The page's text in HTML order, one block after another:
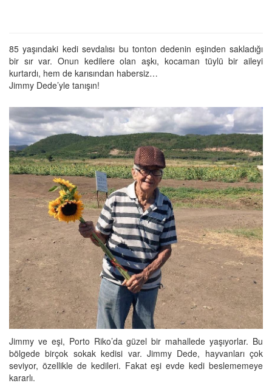
85 yaşındaki kedi sevdalısı bu tonton dedenin eşinden sakladığı
bir sır var. Onun kedilere olan aşkı, kocaman tüylü bir aileyi
kurtardı, hem de karısından habersiz…
Jimmy Dede’yle tanışın!
Jimmy ve eşi, Porto Riko’da güzel bir mahallede yaşıyorlar. Bu
bölgede birçok sokak kedisi var. Jimmy Dede, hayvanları çok
seviyor, özellikle de kedileri. Fakat eşi evde kedi beslememeye
kararlı.